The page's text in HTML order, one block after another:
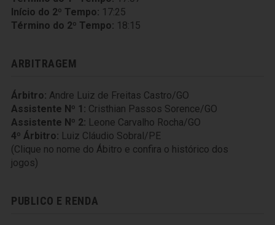
Início do 2º Tempo: 17:25
Término do 2º Tempo: 18:15
ARBITRAGEM
Árbitro: Andre Luiz de Freitas Castro/GO
Assistente Nº 1: Cristhian Passos Sorence/GO
Assistente Nº 2: Leone Carvalho Rocha/GO
4º Árbitro: Luiz Cláudio Sobral/PE
(Clique no nome do Ábitro e confira o histórico dos
jogos)
PUBLICO E RENDA